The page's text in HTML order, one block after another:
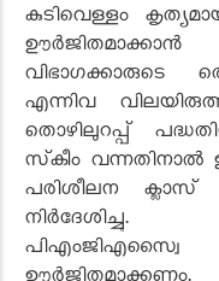
കുടിവെള്ളം
വിഭാഗക്കാരുടെ
എന്നിവ
തൊഴിലുറപ്പ്
സ്‌കീം വന്നതിനാല്‍
പരിശീലന ക്ലാസ്
നിര്‍ദേശിച്ചു.